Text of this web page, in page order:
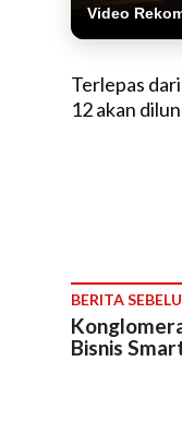
Video
Terlepas
12 akan
BERITA
Bisnis